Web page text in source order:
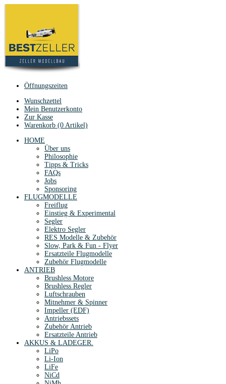
Öffnungszeiten
Wunschzettel
Mein Benutzerkonto
Zur Kasse
Warenkorb (0 Artikel)
HOME
Über uns
Philosophie
Tipps & Tricks
FAQs
Jobs
Sponsoring
FLUGMODELLE
Freiflug
Einstieg & Experimental
Segler
Elektro Segler
RES Modelle & Zubehör
Slow, Park & Fun - Flyer
Ersatzteile Flugmodelle
Zubehör Flugmodelle
ANTRIEB
Brushless Motore
Brushless Regler
Luftschrauben
Mitnehmer & Spinner
Impeller (EDF)
Antriebssets
Zubehör Antrieb
Ersatzteile Antrieb
AKKUS & LADEGER.
LiPo
Li-Ion
LiFe
NiCd